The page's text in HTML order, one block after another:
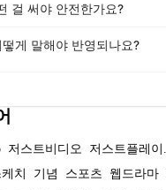
트는 산으로 가죠?
아무도 안 가르쳐주죠?
저스트비디오 저스트플레이.
치 기념 스포츠 웹드라마